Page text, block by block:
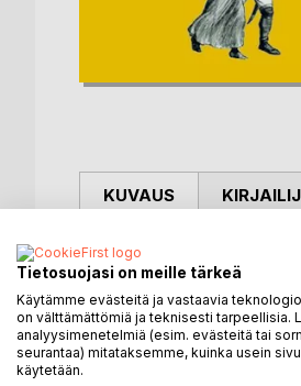
KUVAUS
Kallavesj-laulun
seikkailuromaanin
se julkaistiin 1907. Kirja
päätyy von Döbelnin
Tietosuojasi on meille tärkeä
Käytämme evästeitä ja vastaavia
on välttämättömiä ja teknisesti tarpeellisia.
analyysimenetelmiä (esim. evästeitä tai
seurantaa) mitataksemme, kuinka usein
käytetään.